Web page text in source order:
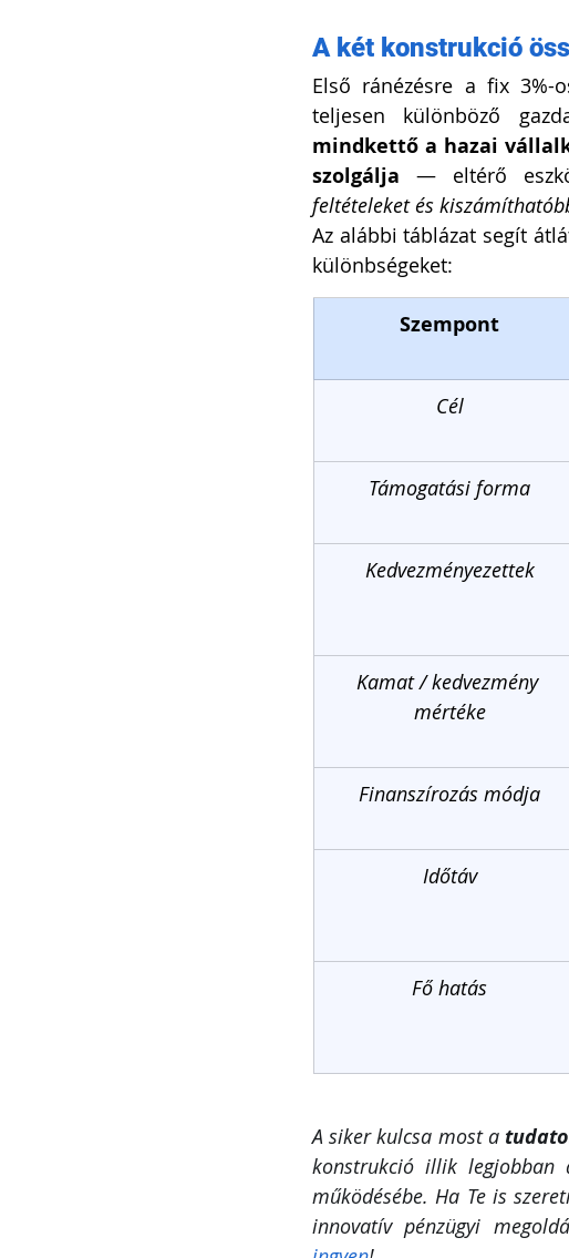
A két konstrukció
Első ránézésre a fix 3%-
mindkettő a hazai
szolgálja — eltérő
feltételeket és
Az alábbi táblázat segít
különbségeket:
Szempont
Cél
Támogatási forma
Kedvezményezettek
Kamat / kedvezmény
mértéke
Finanszírozás módja
Időtáv
Fő hatás
A siker kulcsa most a
konstrukció illik legjobban
működésébe. Ha Te is
innovatív pénzügyi